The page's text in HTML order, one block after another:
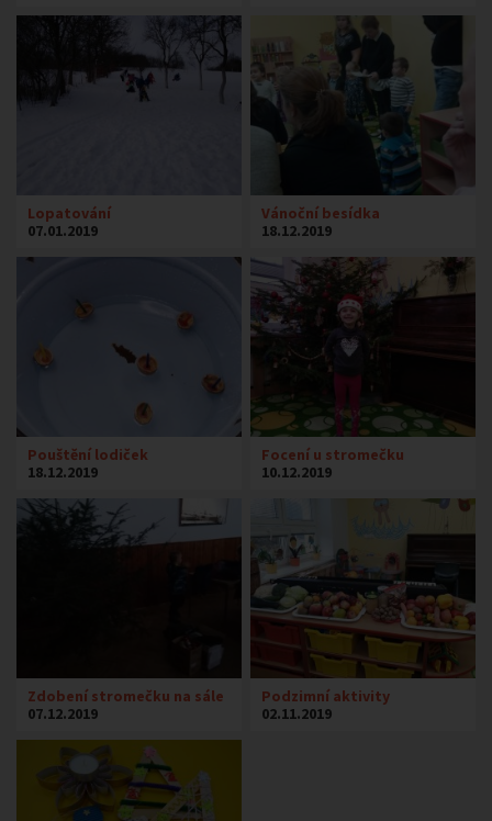
Lopatování
07.01.2019
Vánoční besídka
18.12.2019
Pouštění lodiček
18.12.2019
Focení u stromečku
10.12.2019
Zdobení stromečku na sále
07.12.2019
Podzimní aktivity
02.11.2019